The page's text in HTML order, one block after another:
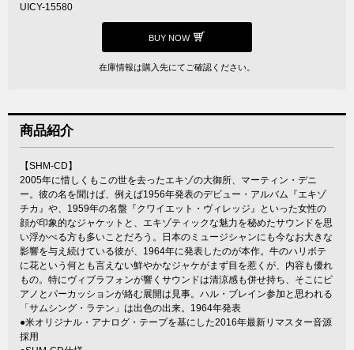
UICY-15580
BUY NOW
在庫情報は購入先にてご確認ください。
商品紹介
【SHM-CD】
2005年に惜しくもこの世を去ったエキゾの大御所、マーティン・デニ
ー。彼の名を聞けば、例えば1956年発表のデビュー・アルバム『エキゾ
チカ』や、1959年の名盤『クワイエット・ヴィレッジ』といった女性の
顔が印象的なジャケットと、エキゾティックな魅力を秘めたサウンドを思
い浮かべる方も多いことだろう。日本のミュージシャンにも今なお大きな
影響を与え続けている彼が、1964年に発表したのが本作。牛のハリボテ
に花という何とも言えない鮮やかなジャケがまず目を惹くが、内容も優れ
もの。特にヴィブラフォンが響くサウンドは清涼感も併せ持ち、そこにピ
アノとパーカッションが絡む展開は見事。ハル・ブレイン参加と思われる
「サムシング・ラテン」は出色の出来。1964年発表
●米オリジナル・アナログ・テープを基にした2016年最新リマスター音源
採用